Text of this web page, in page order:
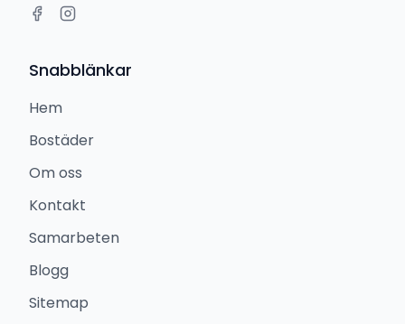
Snabblänkar
Hem
Bostäder
Om oss
Kontakt
Samarbeten
Blogg
Sitemap